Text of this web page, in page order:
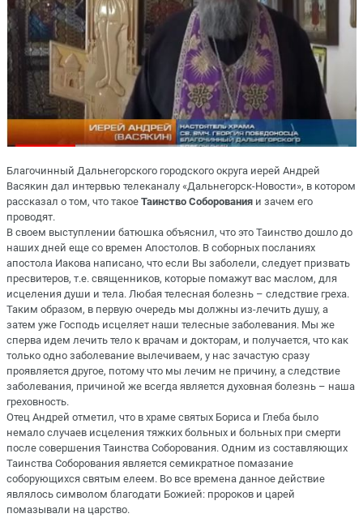
Благочинный Дальнегорского городского округа иерей Андрей
Васякин дал интервью телеканалу «Дальнегорск-Новости», в котором
рассказал о том, что такое Таинство Соборования и зачем его
проводят.
В своем выступлении батюшка объяснил, что это Таинство дошло до
наших дней еще со времен Апостолов. В соборных посланиях
апостола Иакова написано, что если Вы заболели, следует призвать
пресвитеров, т.е. священников, которые помажут вас маслом, для
исцеления души и тела. Любая телесная болезнь – следствие греха.
Таким образом, в первую очередь мы должны из-лечить душу, а
затем уже Господь исцеляет наши телесные заболевания. Мы же
сперва идем лечить тело к врачам и докторам, и получается, что как
только одно заболевание вылечиваем, у нас зачастую сразу
проявляется другое, потому что мы лечим не причину, а следствие
заболевания, причиной же всегда является духовная болезнь – наша
греховность.
Отец Андрей отметил, что в храме святых Бориса и Глеба было
немало случаев исцеления тяжких больных и больных при смерти
после совершения Таинства Соборования. Одним из составляющих
Таинства Соборования является семикратное помазание
соборующихся святым елеем. Во все времена данное действие
являлось символом благодати Божией: пророков и царей
помазывали на царство.